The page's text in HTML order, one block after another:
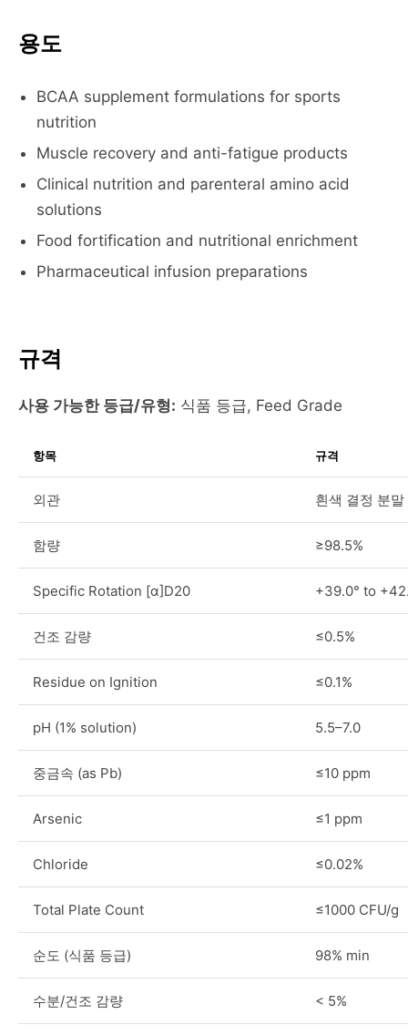
용도
BCAA supplement formulations for sports
nutrition
Muscle recovery and anti-fatigue products
Clinical nutrition and parenteral amino acid
solutions
Food fortification and nutritional enrichment
Pharmaceutical infusion preparations
규격
사용 가능한 등급/유형: 식품 등급, Feed Grade
항목 규격
외관 흰색 결정 분말
함량 ≥98.5%
Specific Rotation [α]D20 +39.0° to
건조 감량 ≤0.5%
Residue on Ignition ≤0.1%
pH (1% solution) 5.5–7.0
중금속 (as Pb) ≤10 ppm
Arsenic ≤1 ppm
Chloride ≤0.02%
Total Plate Count ≤1000 CFU/g
순도 (식품 등급) 98% min
수분/건조 감량 < 5%